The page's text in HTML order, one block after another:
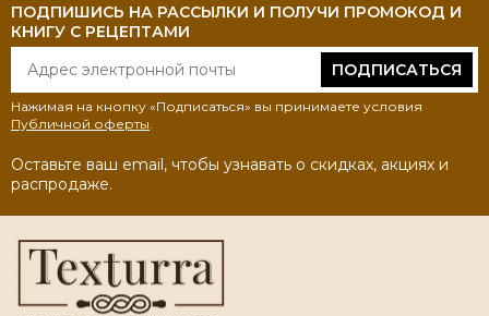
ПОДПИШИСЬ НА РАССЫЛКИ И ПОЛУЧИ ПРОМОКОД И
КНИГУ С РЕЦЕПТАМИ
ПОДПИСАТЬСЯ
Нажимая на кнопку «Подписаться» вы принимаете условия
Публичной оферты
Оставьте ваш email, чтобы узнавать о скидках, акциях и
распродаже.